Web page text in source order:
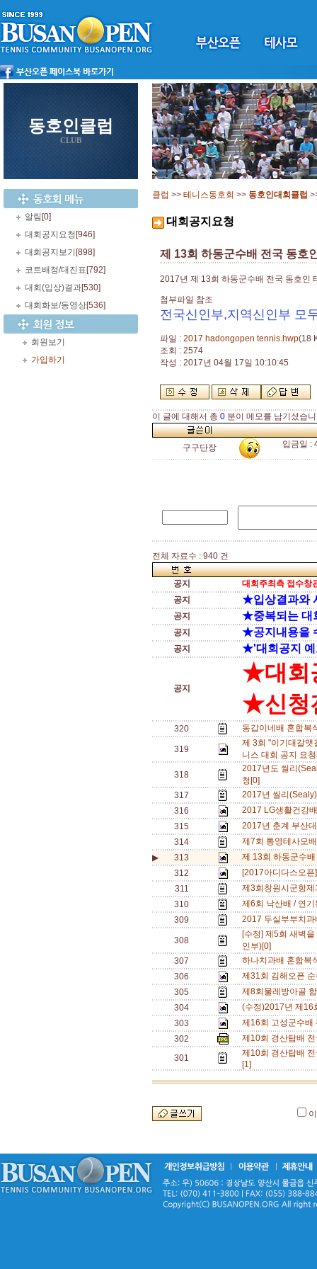
동호인클럽
CLUB
알림 [0]
대회공지요청 [946]
대회공지보기 [898]
코트배정/대진표 [792]
대회(입상)결과[530]
대회화보/동영상[536]
회원보기
가입하기
클럽 >> 테니스동호회 >> 동호인대회클럽
대회공지요청
제 13회 하동군수배 전국 동호
2017년 제 13회 하동군수배 전국 동호인
첨부파일 참조
전국신인부,지역신인부 모
파일 : 2017 hadongopen tennis.hwp(18
조회 : 2574
작성 : 2017년 04월 17일 10:10:45
이 글에 대해서 총 0 분이 메모를 남기셨습
구구단장 입금일 :
전체 자료수 : 940 건
공지
대회주최측 접수창
공지
★입상결과와
공지 ★중복되는 대
공지 ★공지내용을
공지 ★'대회공지 예
공지
★대회
★신청
320 동갑이네배 혼합복
319
제 3회 "이기대갈맷
니스 대회 공지 요
318
2017년도 씰리
청[0]
317
2017년 씰리
316
2017 LG생활건강
315
2017년 춘계 부산
314
제7회 통영테사모
▶
313
제 13회 하동군수
312
[2017아디다스오
311
제3회창원시군항
310
제6회 낙산배 / 연
309
2017 두실부부치
308
[수정] 제5회 새벽
인부)[0]
307
하나치과배 혼합복
306
제31회 김해오픈
305
제8회물레방아골
304
(수정)2017년 제
303
제16회 고성군수
302
제10회 경산탑배
301
제10회 경산탑배
[1]